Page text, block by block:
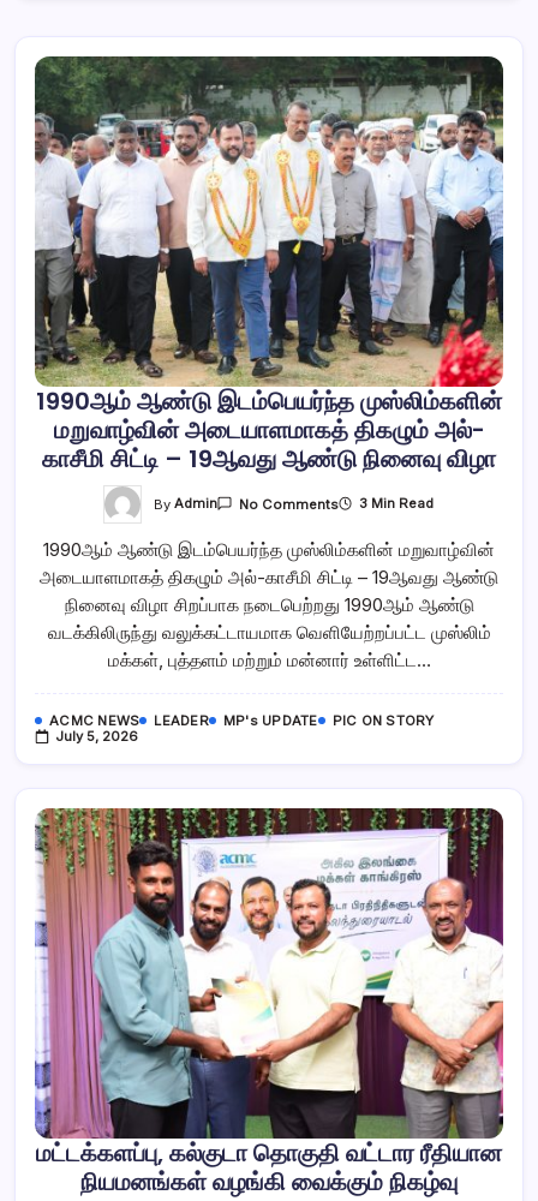
1990ஆம் ஆண்டு இடம்பெயர்ந்த முஸ்லிம்களின்
மறுவாழ்வின் அடையாளமாகத் திகழும் அல்-
காசீமி சிட்டி – 19ஆவது ஆண்டு நினைவு விழா
ByAdmin No CommentsOn
இடம்பெயர்ந்த
முஸ்லிம்களின்
மறுவாழ்வின்
அடையாளமாகத்
திகழும்
அல்-
காசீமி
சிட்டி
–
நினைவு
3 Min Read
1990ஆம் ஆண்டு இடம்பெயர்ந்த முஸ்லிம்களின் மறுவாழ்வின்
அடையாளமாகத் திகழும் அல்-காசீமி சிட்டி – 19ஆவது ஆண்டு
நினைவு விழா சிறப்பாக நடைபெற்றது 1990ஆம் ஆண்டு
வடக்கிலிருந்து வலுக்கட்டாயமாக வெளியேற்றப்பட்ட முஸ்லிம்
மக்கள், புத்தளம் மற்றும் மன்னார் உள்ளிட்ட…
ACMC NEWS LEADER MP's UPDATE
PIC ON STORY
July 5, 2026
மட்டக்களப்பு, கல்குடா தொகுதி வட்டார ரீதியான
நியமனங்கள் வழங்கி வைக்கும் நிகழ்வு